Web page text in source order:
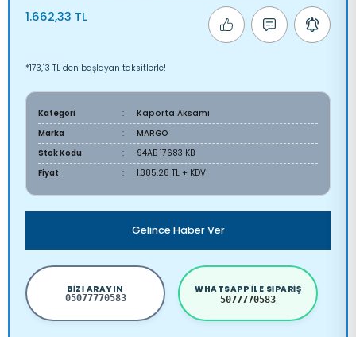
1.662,33 TL
*173,13 TL den başlayan taksitlerle!
Kategori
Kaporta Aksamı
Marka
MARGO
Stok Kodu
94AB 17683 KB
Fiyat
1.385,28 TL + KDV
Gelince Haber Ver
BIZI ARAYIN
05077770583
WHATSAPP ILE SIPARIŞ
5077770583